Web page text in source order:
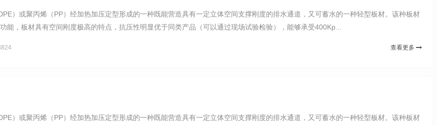
）或聚丙烯（PP）经加热加压定型形成的一种既能营造具有一定立体空间支撑刚度的排水通道，又可蓄水的一种轻型板材。该种板材
能，板材具有空间刚度极高的特点，抗压性明显优于同类产品（可以通过现场试验检验），能够承受400Kp...
查看更多
）或聚丙烯（PP）经加热加压定型形成的一种既能营造具有一定立体空间支撑刚度的排水通道，又可蓄水的一种轻型板材。该种板材